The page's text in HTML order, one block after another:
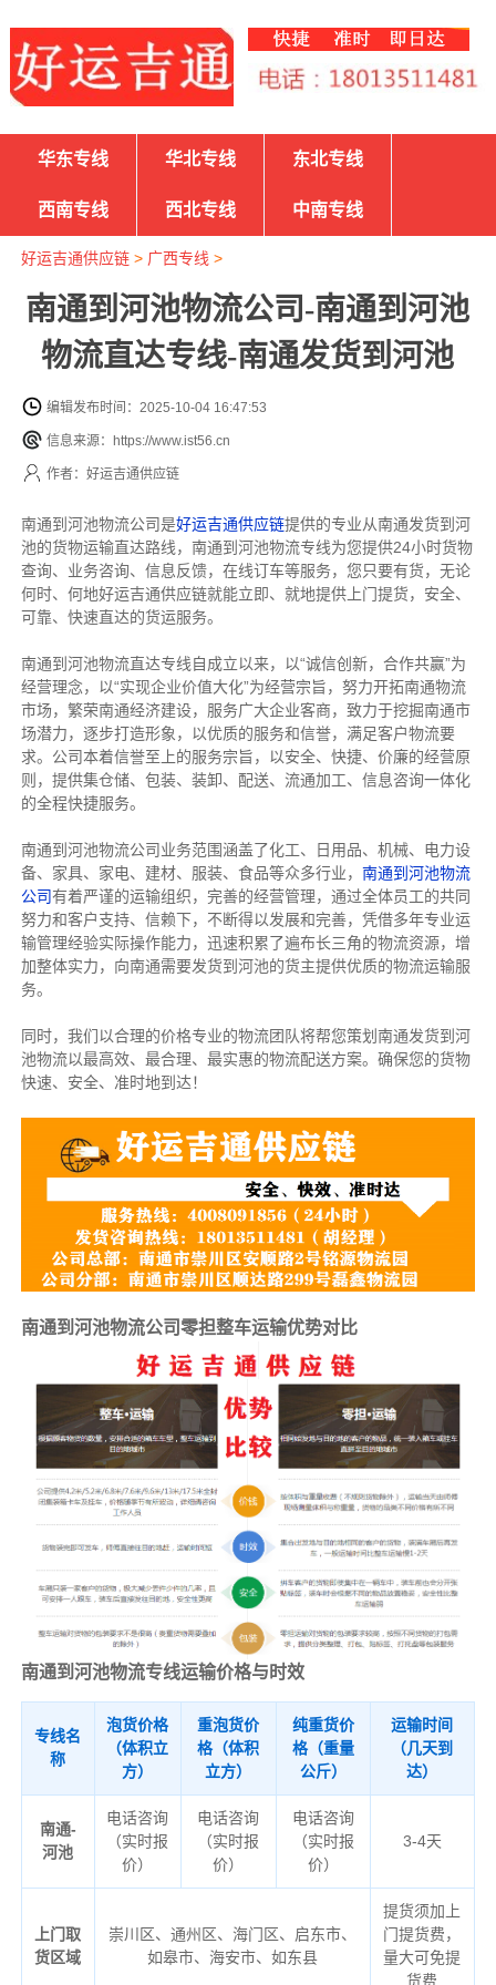
华东专线 华北专线 东北专线
西南专线 西北专线 中南专线
好运吉通供应链> 广西专线 >
南通到河池物流公司-南通到河池
物流直达专线-南通发货到河池
编辑发布时间：2025-10-04 16:47:53
信息来源：https://www.ist56.cn
作者：好运吉通供应链
南通到河池物流公司是好运吉通供应链提供的专业从南通发货到河
池的货物运输直达路线，南通到河池物流专线为您提供24小时货物
查询、业务咨询、信息反馈，在线订车等服务，您只要有货，无论
何时、何地好运吉通供应链就能立即、就地提供上门提货，安全、
可靠、快速直达的货运服务。
南通到河池物流直达专线自成立以来，以“诚信创新，合作共赢”为
经营理念，以“实现企业价值大化”为经营宗旨，努力开拓南通物流
市场，繁荣南通经济建设，服务广大企业客商，致力于挖掘南通市
场潜力，逐步打造形象，以优质的服务和信誉，满足客户物流要
求。公司本着信誉至上的服务宗旨，以安全、快捷、价廉的经营原
则，提供集仓储、包装、装卸、配送、流通加工、信息咨询一体化
的全程快捷服务。
南通到河池物流公司业务范围涵盖了化工、日用品、机械、电力设
备、家具、家电、建材、服装、食品等众多行业， 南通到河池物流
公司有着严谨的运输组织，完善的经营管理，通过全体员工的共同
努力和客户支持、信赖下，不断得以发展和完善，凭借多年专业运
输管理经验实际操作能力，迅速积累了遍布长三角的物流资源，增
加整体实力，向南通需要发货到河池的货主提供优质的物流运输服
务。
同时，我们以合理的价格专业的物流团队将帮您策划南通发货到河
池物流以最高效、最合理、最实惠的物流配送方案。确保您的货物
快速、安全、准时地到达！
南通到河池物流公司零担整车运输优势对比
南通到河池物流专线运输价格与时效
专线名
称
泡货价格
（体积立
方）
重泡货价
格（体积
立方）
纯重货价
格（重量
公斤）
运输时间
（几天到
达）
南通-
河池
电话咨询
（实时报
价）
电话咨询
（实时报
价）
电话咨询
（实时报
价）
3-4天
上门取
货区域
崇川区、通州区、海门区、启东市、
如皋市、海安市、如东县
提货须加上
门提货费，
量大可免提
货费